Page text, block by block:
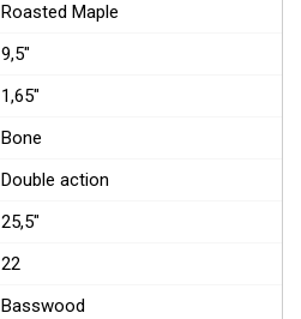
Roasted Maple
9,5″
1,65″
Bone
Double action
25,5″
22
Basswood